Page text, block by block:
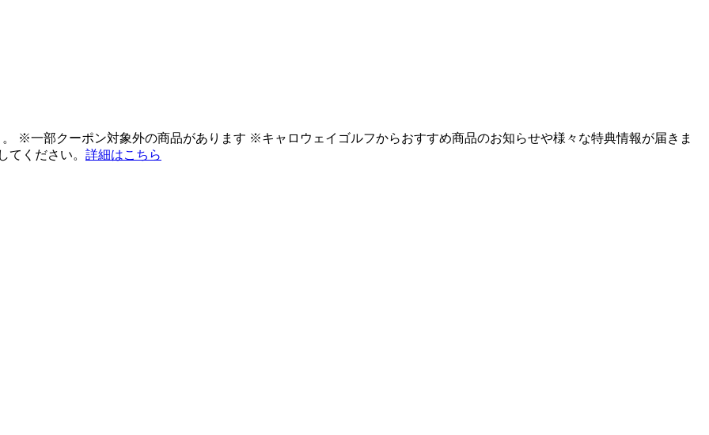
※一部クーポン対象外の商品があります ※キャロウェイゴルフからおすすめ商品のお知らせや様々な特典情報が届きま
てください。 詳細はこちら